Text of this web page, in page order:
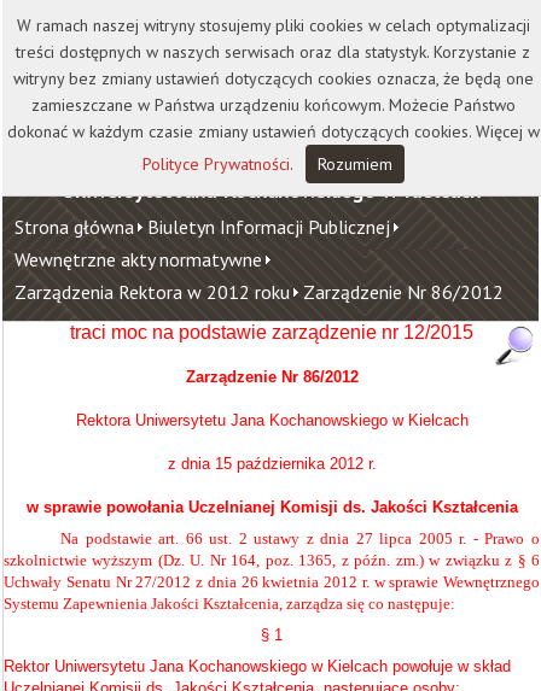
Kontakt Biblioteka
Wydawnictwo
Wirtualna Uczelnia
Uniwersytet Jana Kochanowskiego w Kielcach
Strona główna Biuletyn Informacji Publicznej
Wewnętrzne akty normatywne
Zarządzenia Rektora w 2012 roku Zarządzenie Nr 86/2012
traci moc na podstawie zarządzenie nr 12/2015
Zarządzenie Nr 86/2012
Rektora Uniwersytetu Jana Kochanowskiego w Kielcach
z dnia 15 października 2012 r.
w sprawie powołania Uczelnianej Komisji ds. Jakości Kształcenia
Na podstawie art. 66 ust. 2 ustawy z dnia 27 lipca 2005 r. - Prawo o
szkolnictwie wyższym (Dz. U. Nr 164, poz. 1365, z późn. zm.) w związku z § 6
Uchwały Senatu Nr 27/2012 z dnia 26 kwietnia 2012 r. w sprawie Wewnętrznego
Systemu Zapewnienia Jakości Kształcenia, zarządza się co następuje:
§ 1
Rektor Uniwersytetu Jana Kochanowskiego w Kielcach powołuje w skład
W ramach naszej witryny stosujemy pliki cookies w celach optymalizacji
treści dostępnych w naszych serwisach oraz dla statystyk. Korzystanie z
witryny bez zmiany ustawień dotyczących cookies oznacza, że będą one
zamieszczane w Państwa urządzeniu końcowym. Możecie Państwo
dokonać w każdym czasie zmiany ustawień dotyczących cookies. Więcej w
Polityce Prywatności. Rozumiem